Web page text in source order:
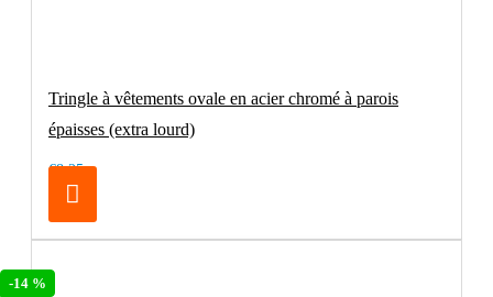
Tringle à vêtements ovale en acier chromé à parois
épaisses (extra lourd)
€8.25
-14 %